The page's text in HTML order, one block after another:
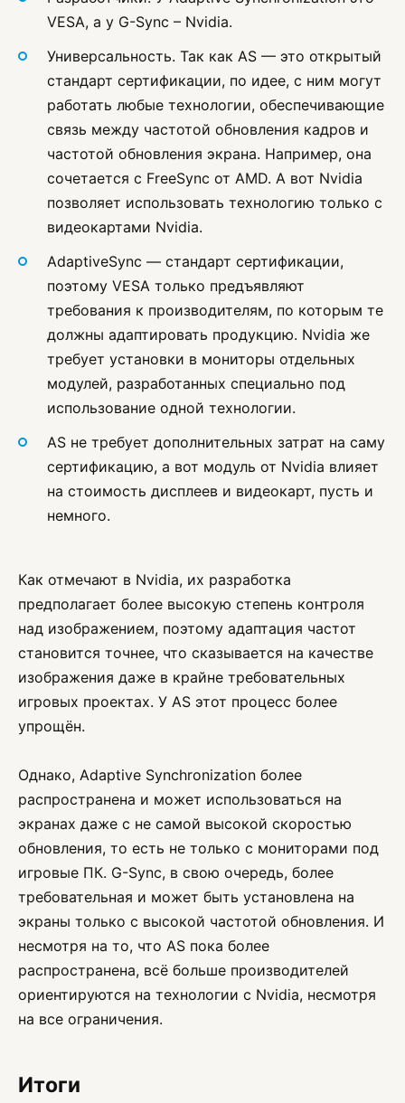
VESA, а у G-Sync – Nvidia.
Универсальность. Так как AS — это открытый
стандарт сертификации, по идее, с ним могут
работать любые технологии, обеспечивающие
связь между частотой обновления кадров и
частотой обновления экрана. Например, она
сочетается с FreeSync от AMD. А вот Nvidia
позволяет использовать технологию только с
видеокартами Nvidia.
AdaptiveSync — стандарт сертификации,
поэтому VESA только предъявляют
требования к производителям, по которым те
должны адаптировать продукцию. Nvidia же
требует установки в мониторы отдельных
модулей, разработанных специально под
использование одной технологии.
AS не требует дополнительных затрат на саму
сертификацию, а вот модуль от Nvidia влияет
на стоимость дисплеев и видеокарт, пусть и
немного.
Как отмечают в Nvidia, их разработка
предполагает более высокую степень контроля
над изображением, поэтому адаптация частот
становится точнее, что сказывается на качестве
изображения даже в крайне требовательных
игровых проектах. У AS этот процесс более
упрощён.
Однако, Adaptive Synchronization более
распространена и может использоваться на
экранах даже с не самой высокой скоростью
обновления, то есть не только с мониторами под
игровые ПК. G-Sync, в свою очередь, более
требовательная и может быть установлена на
экраны только с высокой частотой обновления. И
несмотря на то, что AS пока более
распространена, всё больше производителей
ориентируются на технологии с Nvidia, несмотря
на все ограничения.
Итоги